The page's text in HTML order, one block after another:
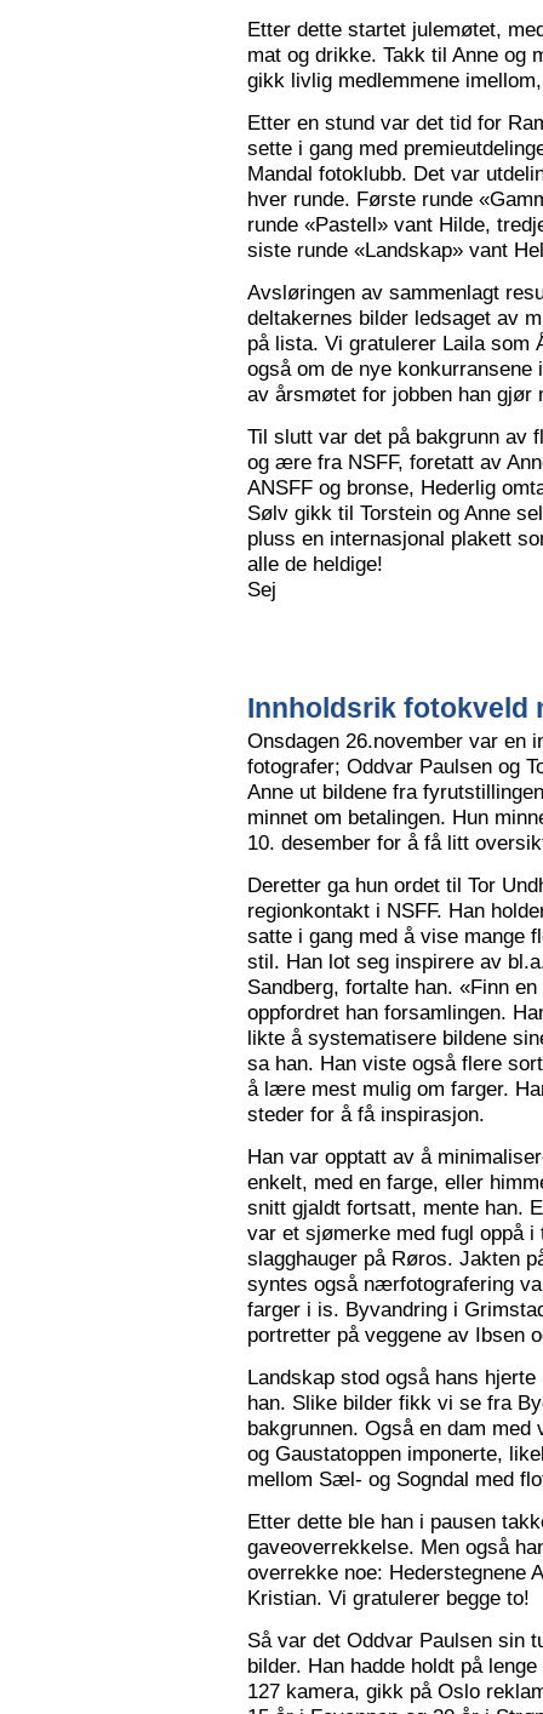
Etter dette startet julemøtet,
mat og drikke. Takk til Anne og
gikk livlig medlemmene
Etter en stund var det tid for
sette i gang med
Mandal fotoklubb. Det var
hver runde. Første runde
runde «Pastell» vant Hilde,
siste runde «Landskap» vant
Avsløringen av sammenlagt
deltakernes bilder ledsaget av
på lista. Vi gratulerer Laila som
også om de nye
av årsmøtet for jobben han gjør
Til slutt var det på bakgrunn av
og ære fra NSFF, foretatt av
ANSFF og bronse, Hederlig
Sølv gikk til Torstein og Anne
pluss en internasjonal plakett
alle de heldige!
Sej
Innholdsrik fotokveld
Onsdagen 26.november var en
fotografer; Oddvar Paulsen og
Anne ut bildene fra
minnet om betalingen. Hun
10. desember for å få litt
Deretter ga hun ordet til Tor
regionkontakt i NSFF. Han
satte i gang med å vise mange
stil. Han lot seg inspirere av
Sandberg, fortalte han. «Finn
oppfordret han forsamlingen.
likte å systematisere bildene
sa han. Han viste også flere
å lære mest mulig om farger.
steder for å få inspirasjon.
Han var opptatt av å
enkelt, med en farge, eller
snitt gjaldt fortsatt, mente han.
var et sjømerke med fugl oppå
slagghauger på Røros. Jakten
syntes også nærfotografering
farger i is. Byvandring i
portretter på veggene av Ibsen
Landskap stod også hans
han. Slike bilder fikk vi se fra
bakgrunnen. Også en dam
og Gaustatoppen imponerte,
mellom Sæl- og Sogndal med
Etter dette ble han i pausen
gaveoverrekkelse. Men også
overrekke noe: Hederstegnene
Kristian. Vi gratulerer begge to!
Så var det Oddvar Paulsen sin
bilder. Han hadde holdt på
127 kamera, gikk på Oslo